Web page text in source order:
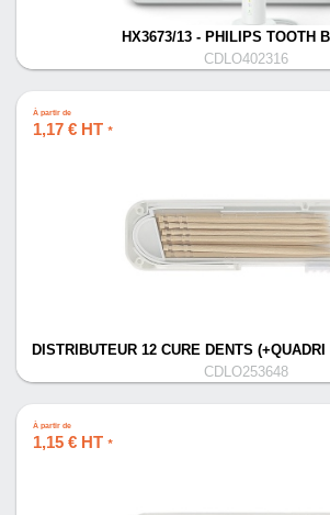
HX3673/13 - PHILIPS TOOTH
CDLO402316
À partir de
1,17 € HT *
DISTRIBUTEUR 12 CURE DENTS
CDLO253648
À partir de
1,15 € HT *